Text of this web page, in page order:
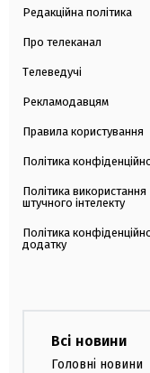
Редакційна політика
Про телеканал
Телеведучі
Рекламодавцям
Правила користування
Політика
Політика використання
штучного інтелекту
Політика
додатку
Всі новини
Головні новини